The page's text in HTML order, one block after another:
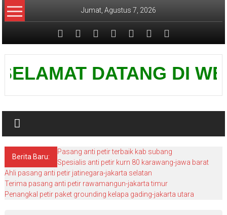
Lompat
ke
Jumat, Agustus 7, 2026
Pusat
Grounding
DATANG DI
Berita Baru:
Pasang anti petir terbaik kab subang
Spesialis anti petir kurn 80 karawang-jawa barat
Ahli pasang anti petir jatinegara-jakarta selatan
Terima pasang anti petir rawamangun-jakarta timur
Penangkal petir paket grounding kelapa gading-jakarta utara